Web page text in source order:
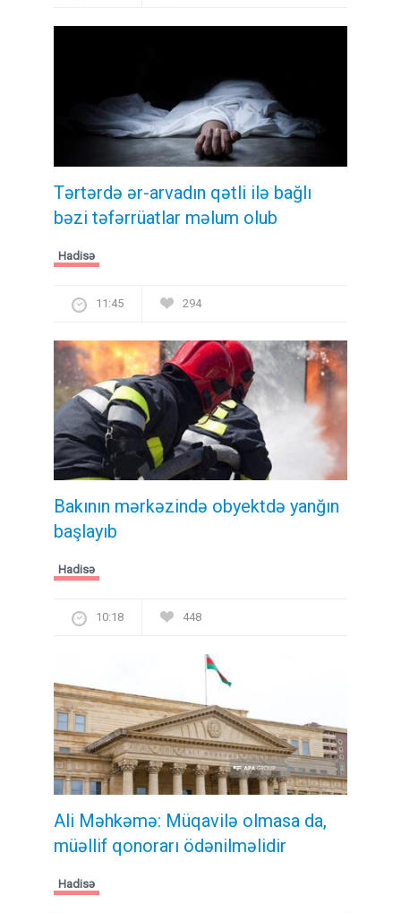
Tərtərdə ər-arvadın qətli ilə bağlı
bəzi təfərrüatlar məlum olub
Hadisə
11:45 294
Bakının mərkəzində obyektdə yanğın
başlayıb
Hadisə
10:18 448
Ali Məhkəmə: Müqavilə olmasa da,
müəllif qonorarı ödənilməlidir
Hadisə